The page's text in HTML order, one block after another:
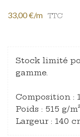
33,00 €/m TTC
Stock limité
gamme.
Composition :
Poids : 515 g/m²
Largeur : 140